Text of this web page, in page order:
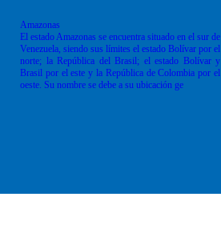
Amazonas
El estado Amazonas se encuentra situado en el sur de
Venezuela, siendo sus límites el estado Bolívar por el
norte; la República del Brasil; el estado Bolívar y
Brasil por el este y la República de Colombia por el
oeste. Su nombre se debe a su ubicación ge